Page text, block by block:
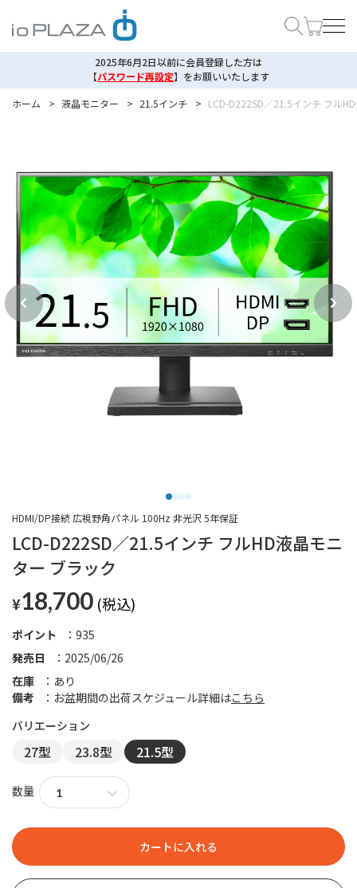
2025年6月2日以前に会員登録した方は
【パスワード再設定】 をお願いいたします
ホーム
> 液晶モニター > 21.5インチ > LCD-D222SD／21.5インチ フル
LCD-D222SD／21.5インチ フルHD液晶モニ
ター ブラック
HDMI/DP接続 広視野角パネル 100Hz 非光沢 5年保証
¥18,700
発売日 2025/06/26
ポイント 935
在庫
あり
備考
お盆期間の出荷スケジュール詳細はこちら
27型 23.8型 21.5型
数量